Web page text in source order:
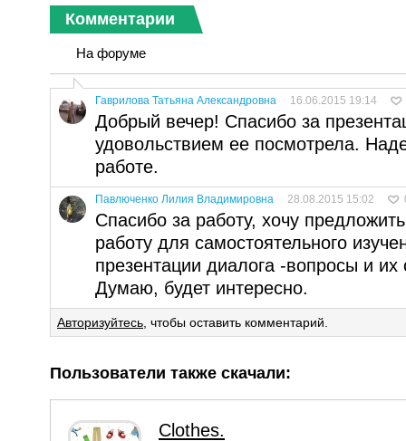
Комментарии
На форуме
Гаврилова Татьяна Александровна 16.06.2015 19:14
Добрый вечер! Спасибо за
удовольствием ее посмотрела.
работе.
Павлюченко Лилия Владимировна 28.08.2015 15:02
Спасибо за работу, хочу
работу для самостоятельного
презентации диалога -вопросы и
Думаю, будет интересно.
Авторизуйтесь , чтобы оставить комментарий.
Пользователи также скачали:
Clothes.